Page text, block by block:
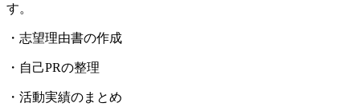
す。
・志望理由書の作成
・自己PRの整理
・活動実績のまとめ